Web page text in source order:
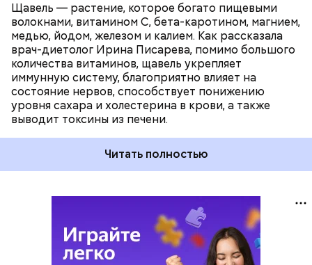
Щавель — растение, которое богато пищевыми
волокнами, витамином С, бета-каротином, магнием,
медью, йодом, железом и калием. Как рассказала
врач-диетолог Ирина Писарева, помимо большого
количества витаминов, щавель укрепляет
иммунную систему, благоприятно влияет на
состояние нервов, способствует понижению
уровня сахара и холестерина в крови, а также
выводит токсины из печени.
Читать полностью